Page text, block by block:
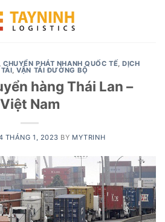
,CHUYỂN PHÁT NHANH QUỐC TẾ,DỊCH
,VẬN TẢI ĐƯỜNG BỘ
hàng Thái Lan –
Việt Nam
THÁNG 1, 2023 BY MYTRINH